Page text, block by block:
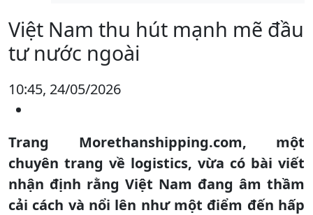
Việt Nam thu hút mạnh mẽ đầu
tư nước ngoài
10:45, 24/05/2026
Trang Morethanshipping.com, một
chuyên trang về logistics, vừa có bài viết
nhận định rằng Việt Nam đang âm thầm
cải cách và nổi lên như một điểm đến hấp